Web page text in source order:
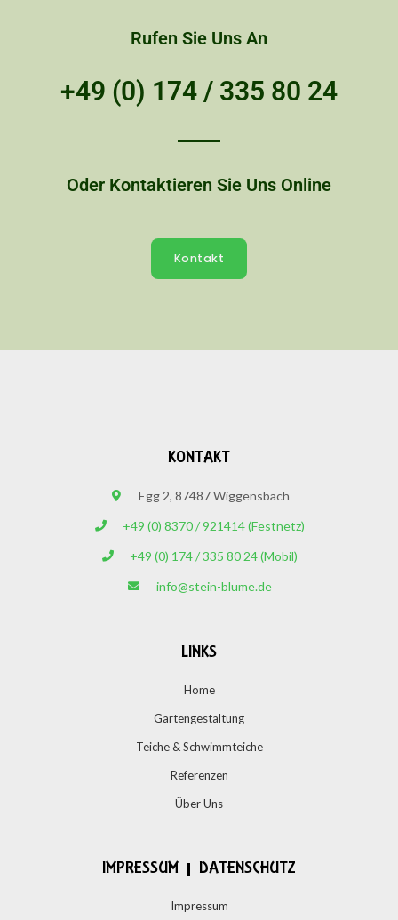
Rufen Sie Uns An
+49 (0) 174 / 335 80 24
Oder Kontaktieren Sie Uns Online
Kontakt
KONTAKT
Egg 2, 87487 Wiggensbach
+49 (0) 8370 / 921414 (Festnetz)
+49 (0) 174 / 335 80 24 (Mobil)
info@stein-blume.de
LINKS
Home
Gartengestaltung
Teiche & Schwimmteiche
Referenzen
Über Uns
IMPRESSUM | DATENSCHUTZ
Impressum